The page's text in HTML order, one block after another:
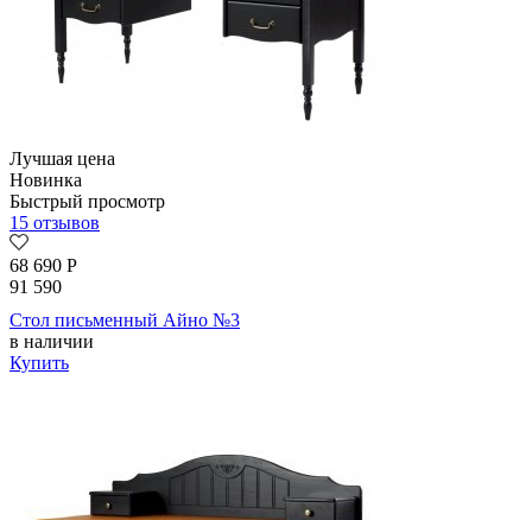
Лучшая цена
Новинка
Быстрый просмотр
15 отзывов
68 690 Р
91 590
Стол письменный Айно №3
в наличии
Купить